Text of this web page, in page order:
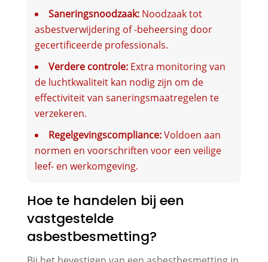
Saneringsnoodzaak:Noodzaak tot
asbestverwijdering of -beheersing door
gecertificeerde professionals.
Verdere controle:Extra monitoring van
de luchtkwaliteit kan nodig zijn om de
effectiviteit van saneringsmaatregelen te
verzekeren.
Regelgevingscompliance:Voldoen aan
normen en voorschriften voor een veilige
leef- en werkomgeving.
Hoe te handelen bij een
vastgestelde
asbestbesmetting?